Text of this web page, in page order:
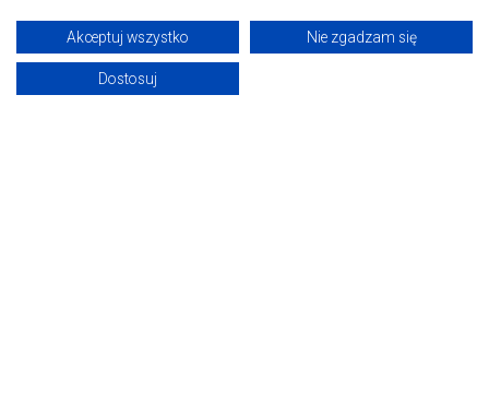
Akceptuj wszystko Nie zgadzam się
Dostosuj